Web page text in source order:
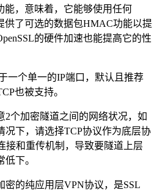
能，意味着，它能够使用任何
供了可选的数据包HMAC功能以提
的硬件加速也能提高它的性
一个单一的IP端口，默认且推荐
也被支持。
2个加密隧道之间的网络状况，如
况下，请选择TCP协议作为底层协
接和重传机制，导致要隧道上层
下。
密的纯应用层VPN协议，是SSL